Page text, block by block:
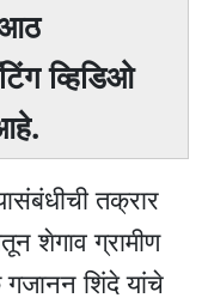
आठ
व्हिडिओ
तक्रार
शेगाव ग्रामीण
गजानन शिंदे यांचे